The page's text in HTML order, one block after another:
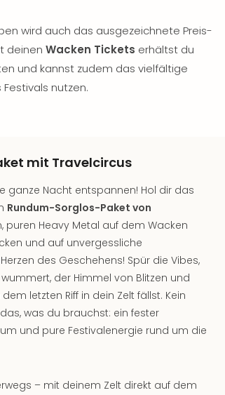
wird auch das ausgezeichnete Preis-
deinen Wacken Tickets erhältst du
und kannst zudem das vielfältige
nutzen.
mit Travelcircus
ganze Nacht entspannen! Hol dir das
Rundum-Sorglos-Paket von
puren Heavy Metal auf dem Wacken
und auf unvergessliche
des Geschehens! Spür die Vibes,
der Himmel von Blitzen und
letzten Riff in dein Zelt fällst. Kein
was du brauchst: ein fester
und pure Festivalenergie rund um die
– mit deinem Zelt direkt auf dem